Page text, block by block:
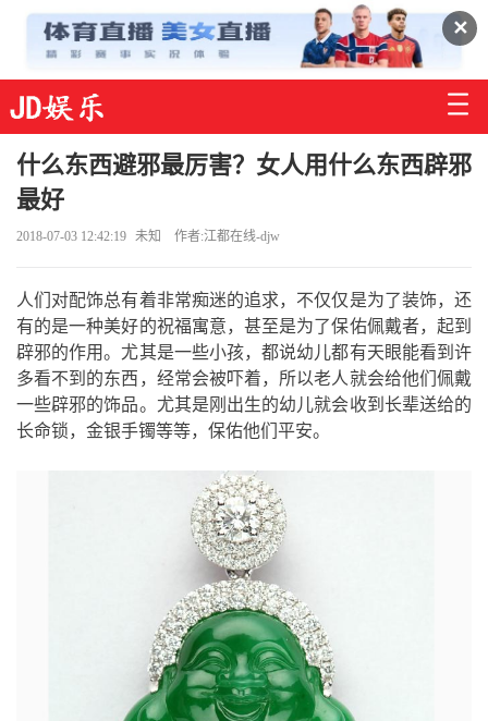
✕
什么东西避邪最厉害？女人用什么东西辟邪
最好
2018-07-03 12:42:19 未知 作者:江都在线-djw
人们对配饰总有着非常痴迷的追求，不仅仅是为了装饰，还
有的是一种美好的祝福寓意，甚至是为了保佑佩戴者，起到
辟邪的作用。尤其是一些小孩，都说幼儿都有天眼能看到许
多看不到的东西，经常会被吓着，所以老人就会给他们佩戴
一些辟邪的饰品。尤其是刚出生的幼儿就会收到长辈送给的
长命锁，金银手镯等等，保佑他们平安。